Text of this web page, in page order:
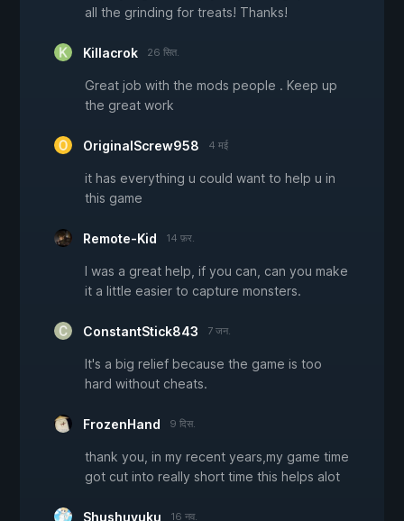
all the grinding for treats! Thanks!
Killacrok 26 सित.
Great job with the mods people . Keep up
the great work
OriginalScrew958 4 मई
it has everything u could want to help u in
this game
Remote-Kid 14 फ़र.
I was a great help, if you can, can you make
it a little easier to capture monsters.
ConstantStick843 7 जन.
It's a big relief because the game is too
hard without cheats.
FrozenHand 9 दिस.
thank you, in my recent years,my game time
got cut into really short time this helps alot
Shushuyuku 16 नव.